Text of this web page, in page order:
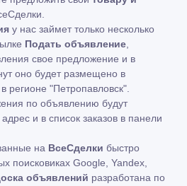
у нас займет только несколько
Подать объявление
свое предложение и в
оно будет размещено в
регионе "Петропавловск".
по объявлению будут
и в список заказов в панели
на ВсеСделки быстро
поисковиках Google, Yandex,
объявлений разработана по